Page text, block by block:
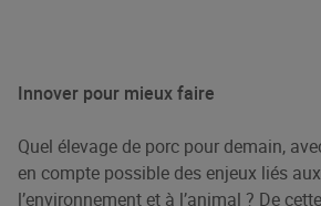
Innover pour mieux faire
Quel élevage de porc pour demain,
en compte possible des enjeux liés
l’environnement et à l’animal ? De